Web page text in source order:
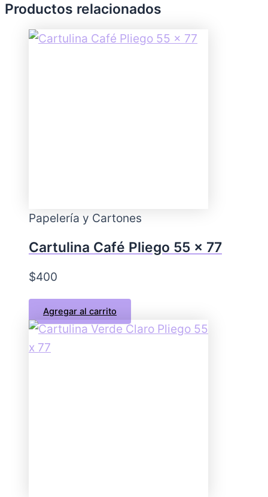
Productos relacionados
Papelería y Cartones
Cartulina Café Pliego 55 x 77
$400
Agregar al carrito